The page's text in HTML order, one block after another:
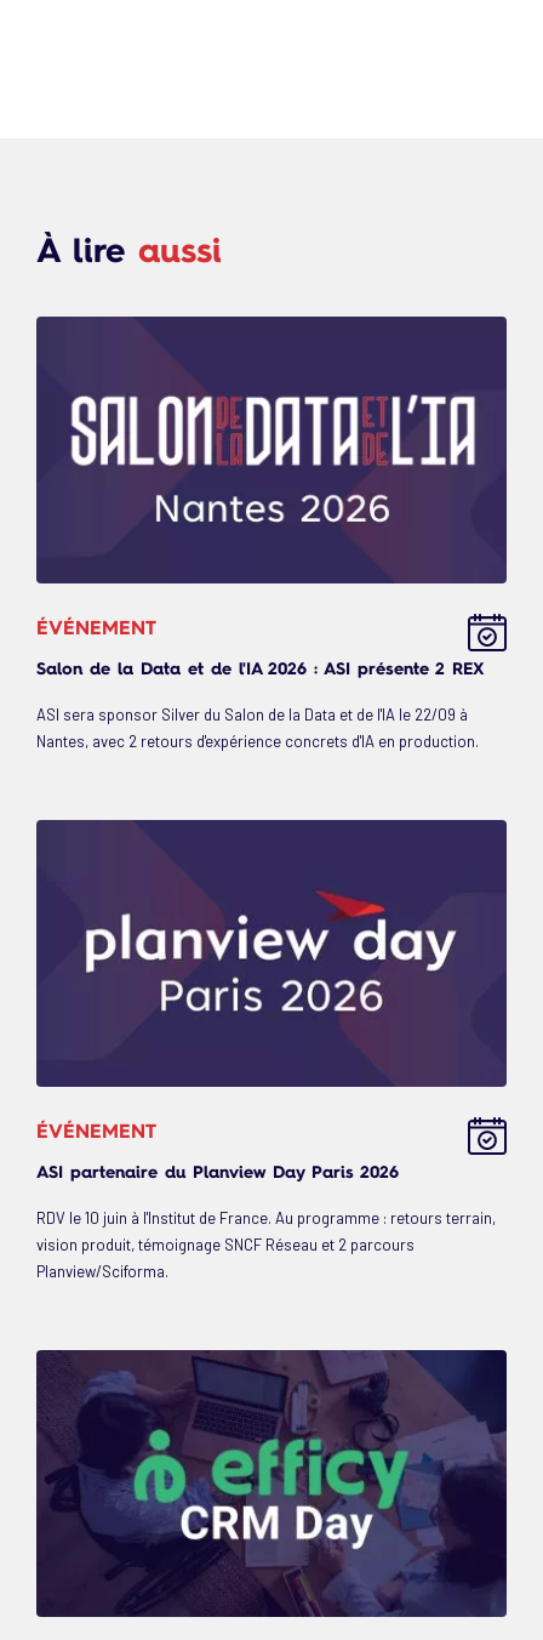
À lire aussi
ÉVÉNEMENT
Salon de la Data et de l'IA 2026 : ASI présente 2 REX
ASI sera sponsor Silver du Salon de la Data et de l'IA le 22/09 à
Nantes, avec 2 retours d'expérience concrets d'IA en production.
ÉVÉNEMENT
ASI partenaire du Planview Day Paris 2026
RDV le 10 juin à l'Institut de France. Au programme : retours terrain,
vision produit, témoignage SNCF Réseau et 2 parcours
Planview/Sciforma.